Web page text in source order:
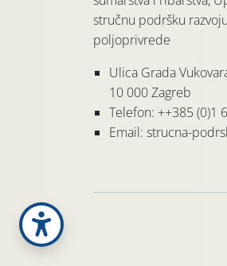
stručnu podršku razvoju
poljoprivrede
Ulica Grada
10 000 Zagreb
Telefon: ++385 (0)1
Email: strucna-